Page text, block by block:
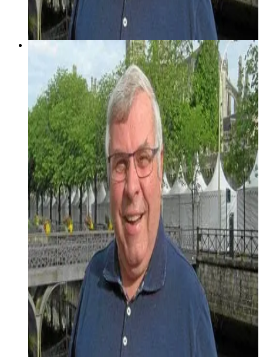
Keleier Breizh #1
Keleier Breizh gant Gi Riou diwar-benn "Ar Pevar Amzer",
eil levrenn Boulig & Billig e brezhoneg.
Diskouez muioc'h